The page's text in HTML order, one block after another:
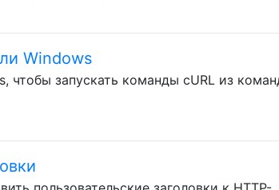
Windows
чтобы запускать команды cURL из